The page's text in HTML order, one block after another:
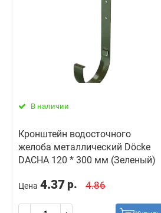
В наличии
Кронштейн водосточного
желоба металлический Döcke
DACHA 120 * 300 мм (Зеленый)
Цена 4.37 р. 4.86